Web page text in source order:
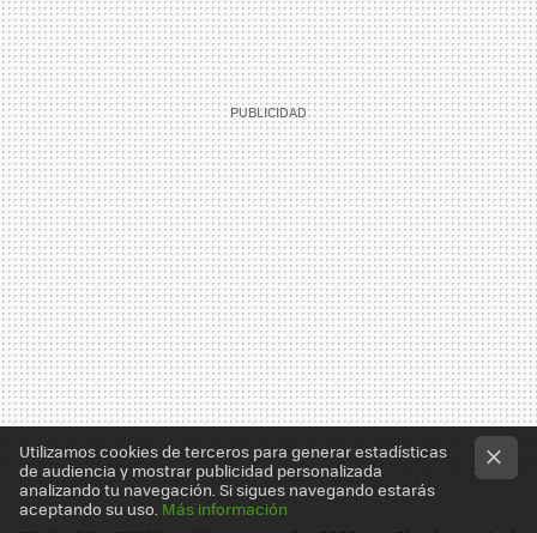
Utilizamos cookies de terceros para generar estadísticas
de audiencia y mostrar publicidad personalizada
analizando tu navegación. Si sigues navegando estarás
aceptando su uso. Más información